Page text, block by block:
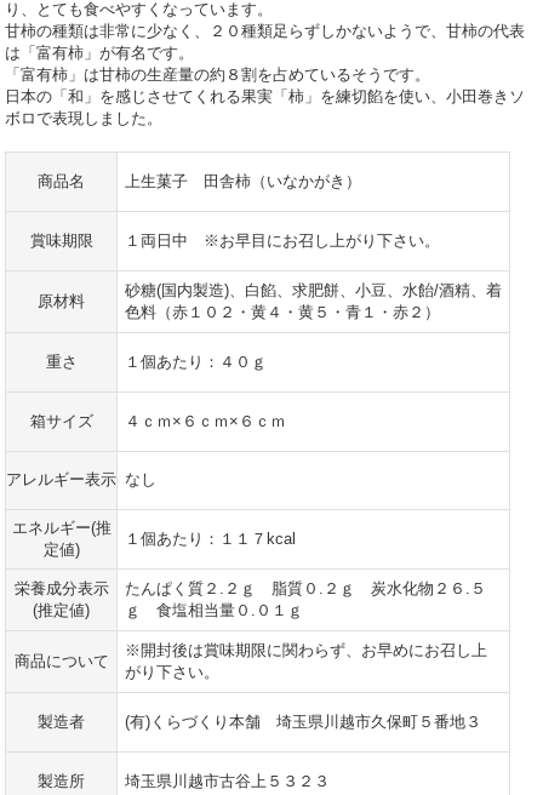
り、とても食べやすくなっています。
甘柿の種類は非常に少なく、２０種類足らずしかないようで、甘柿の代表
は「富有柿」が有名です。
「富有柿」は甘柿の生産量の約８割を占めているそうです。
日本の「和」を感じさせてくれる果実「柿」を練切餡を使い、小田巻きソ
ボロで表現しました。
商品名 上生菓子 田舎柿（いなかがき）
賞味期限 １両日中 ※お早目にお召し上がり下さい。
原材料
砂糖(国内製造)、白餡、求肥餅、小豆、水飴/酒精、着
色料（赤１０２・黄４・黄５・青１・赤２）
重さ １個あたり：４０ｇ
箱サイズ ４ｃｍ×６ｃｍ×６ｃｍ
アレルギー表示 なし
エネルギー(推
定値)
１個あたり：１１７kcal
栄養成分表示
(推定値)
たんぱく質２.２ｇ 脂質０.２ｇ 炭水化物２６.５
ｇ 食塩相当量０.０１ｇ
商品について
※開封後は賞味期限に関わらず、お早めにお召し上
がり下さい。
製造者 (有)くらづくり本舗 埼玉県川越市久保町５番地３
製造所 埼玉県川越市古谷上５３２３